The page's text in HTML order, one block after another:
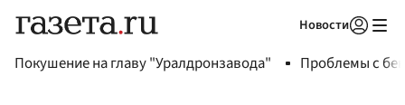
Новости
Покушение на главу "Уралдронзавода" Проблемы с